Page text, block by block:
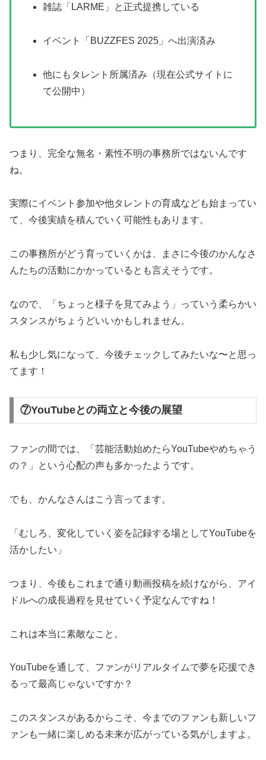
雑誌「LARME」と正式提携している
イベント「BUZZFES 2025」へ出演済み
他にもタレント所属済み（現在公式サイトに
て公開中）
つまり、完全な無名・素性不明の事務所ではないんです
ね。
実際にイベント参加や他タレントの育成なども始まってい
て、今後実績を積んでいく可能性もあります。
この事務所がどう育っていくかは、まさに今後のかんなさ
んたちの活動にかかっているとも言えそうです。
なので、「ちょっと様子を見てみよう」っていう柔らかい
スタンスがちょうどいいかもしれません。
私も少し気になって、今後チェックしてみたいな〜と思っ
てます！
⑦YouTubeとの両立と今後の展望
ファンの間では、「芸能活動始めたらYouTubeやめちゃう
の？」という心配の声も多かったようです。
でも、かんなさんはこう言ってます。
「むしろ、変化していく姿を記録する場としてYouTubeを
活かしたい」
つまり、今後もこれまで通り動画投稿を続けながら、アイ
ドルへの成長過程を見せていく予定なんですね！
これは本当に素敵なこと。
YouTubeを通して、ファンがリアルタイムで夢を応援でき
るって最高じゃないですか？
このスタンスがあるからこそ、今までのファンも新しいフ
ァンも一緒に楽しめる未来が広がっている気がしますよ。